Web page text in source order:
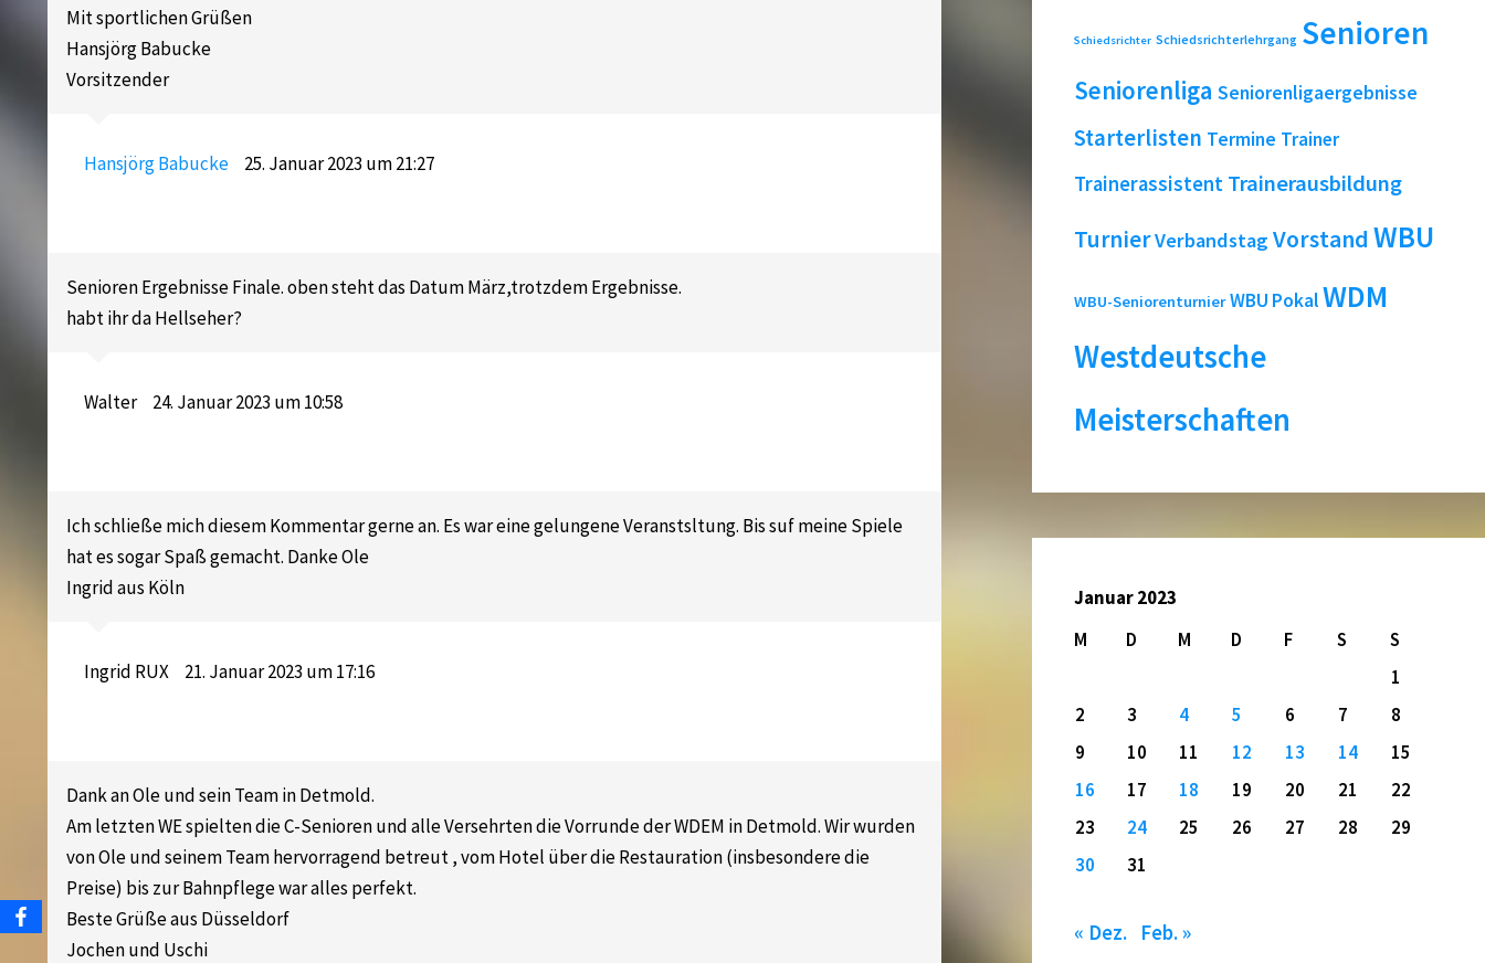
Mit sportlichen Grüßen
Hansjörg Babucke
Vorsitzender
Hansjörg Babucke 25. Januar 2023 um 21:27
Senioren Ergebnisse Finale. oben steht das Datum März,trotzdem Ergebnisse.
habt ihr da Hellseher?
Walter 24. Januar 2023 um 10:58
Ich schließe mich diesem Kommentar gerne an. Es war eine gelungene Veranstsltung. Bis suf meine Spiele
hat es sogar Spaß gemacht. Danke Ole
Ingrid aus Köln
Ingrid RUX 21. Januar 2023 um 17:16
Dank an Ole und sein Team in Detmold.
Am letzten WE spielten die C-Senioren und alle Versehrten die Vorrunde der WDEM in Detmold. Wir wurden
von Ole und seinem Team hervorragend betreut , vom Hotel über die Restauration (insbesondere die
Preise) bis zur Bahnpflege war alles perfekt.
Beste Grüße aus Düsseldorf
Jochen und Uschi
Schiedsrichter Schiedsrichterlehrgang Senioren
Seniorenliga Seniorenligaergebnisse
Starterlisten Termine Trainer
Trainerassistent Trainerausbildung
TurnierVerbandstag Vorstand WBU
WBU-Seniorenturnier WBU PokalWDM
Westdeutsche
Meisterschaften
Januar 2023
M
D M D F S
S
1
2
3 4 5 6 7
8
9
10 11 12 13 14
15
16
17 18 19 20 21
22
23
24 25 26 27 28
29
30
31
« Dez. Feb. »